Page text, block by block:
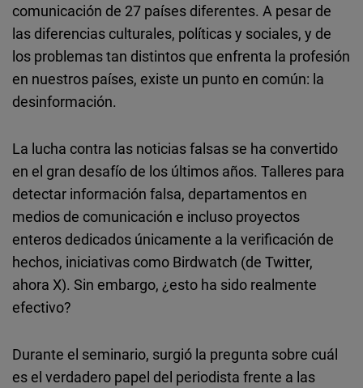
comunicación de 27 países diferentes. A pesar de
las diferencias culturales, políticas y sociales, y de
los problemas tan distintos que enfrenta la profesión
en nuestros países, existe un punto en común: la
desinformación.
La lucha contra las noticias falsas se ha convertido
en el gran desafío de los últimos años. Talleres para
detectar información falsa, departamentos en
medios de comunicación e incluso proyectos
enteros dedicados únicamente a la verificación de
hechos, iniciativas como Birdwatch (de Twitter,
ahora X). Sin embargo, ¿esto ha sido realmente
efectivo?
Durante el seminario, surgió la pregunta sobre cuál
es el verdadero papel del periodista frente a las